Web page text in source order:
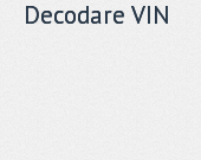
Decodare VIN